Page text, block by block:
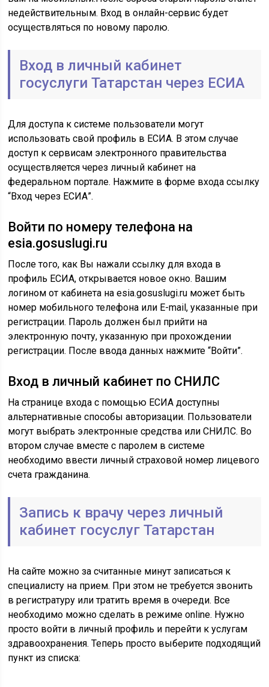
недействительным. Вход в онлайн-сервис будет
осуществляться по новому паролю.
Вход в личный кабинет
госуслуги Татарстан через ЕСИА
Для доступа к системе пользователи могут
использовать свой профиль в ЕСИА. В этом случае
доступ к сервисам электронного правительства
осуществляется через личный кабинет на
федеральном портале. Нажмите в форме входа ссылку
“Вход через ЕСИА”.
Войти по номеру телефона на
esia.gosuslugi.ru
После того, как Вы нажали ссылку для входа в
профиль ЕСИА, открывается новое окно. Вашим
логином от кабинета на esia.gosuslugi.ru может быть
номер мобильного телефона или E-mail, указанные при
регистрации. Пароль должен был прийти на
электронную почту, указанную при прохождении
регистрации. После ввода данных нажмите “Войти”.
Вход в личный кабинет по СНИЛС
На странице входа с помощью ЕСИА доступны
альтернативные способы авторизации. Пользователи
могут выбрать электронные средства или СНИЛС. Во
втором случае вместе с паролем в системе
необходимо ввести личный страховой номер лицевого
счета гражданина.
Запись к врачу через личный
кабинет госуслуг Татарстан
На сайте можно за считанные минут записаться к
специалисту на прием. При этом не требуется звонить
в регистратуру или тратить время в очереди. Все
необходимо можно сделать в режиме online. Нужно
просто войти в личный профиль и перейти к услугам
здравоохранения. Теперь просто выберите подходящий
пункт из списка: